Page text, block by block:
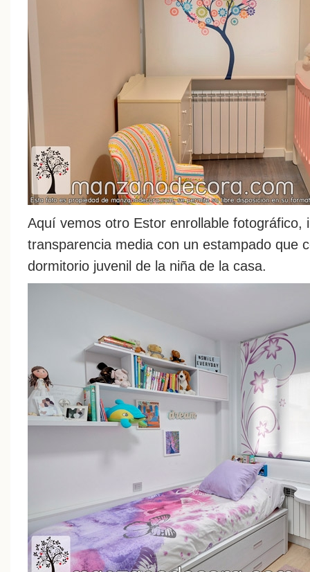
Aquí vemos otro Estor enrollable fotográfico,
transparencia media con un estampado que
dormitorio juvenil de la niña de la casa.